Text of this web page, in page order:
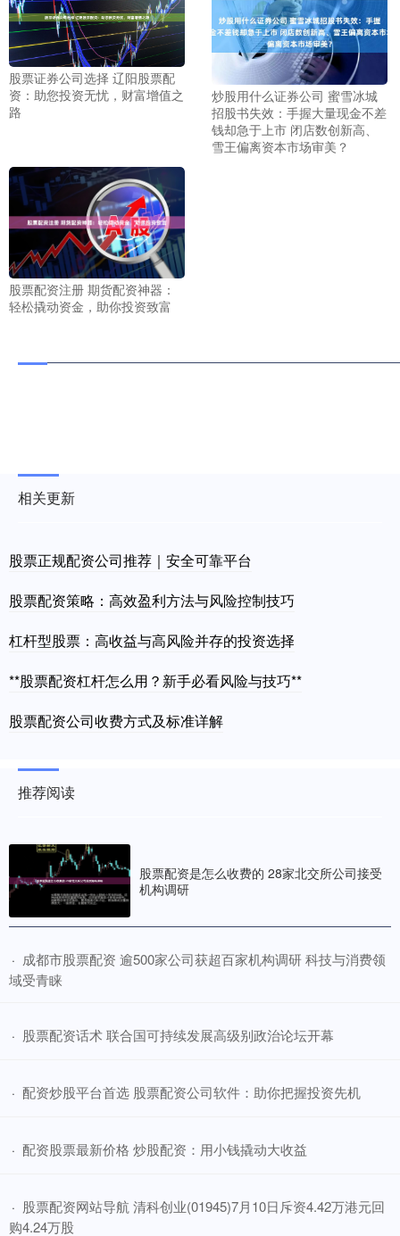
股票证券公司选择 辽阳股票配
资：助您投资无忧，财富增值之
路
炒股用什么证券公司 蜜雪冰城
招股书失效：手握大量现金不差
钱却急于上市 闭店数创新高、
雪王偏离资本市场审美？
股票配资注册 期货配资神器：
轻松撬动资金，助你投资致富
相关更新
股票正规配资公司推荐｜安全可靠平台
股票配资策略：高效盈利方法与风险控制技巧
杠杆型股票：高收益与高风险并存的投资选择
**股票配资杠杆怎么用？新手必看风险与技巧**
股票配资公司收费方式及标准详解
推荐阅读
股票配资是怎么收费的 28家北交所公司接受
机构调研
· ​成都市股票配资 逾500家公司获超百家机构调研 科技与消费领
域受青睐
· ​股票配资话术 联合国可持续发展高级别政治论坛开幕
· ​配资炒股平台首选 股票配资公司软件：助你把握投资先机
· ​配资股票最新价格 炒股配资：用小钱撬动大收益
· ​股票配资网站导航 清科创业(01945)7月10日斥资4.42万港元回
购4.24万股